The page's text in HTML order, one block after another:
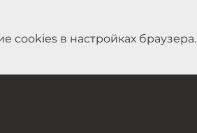
cookies в настройках браузера.